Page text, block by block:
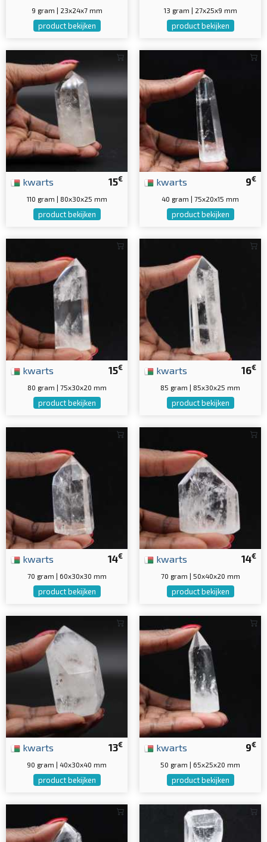
9 gram | 23x24x7 mm
product bekijken
13 gram | 27x25x9 mm
product bekijken
15€
kwarts
110 gram | 80x30x25 mm
product bekijken
9€
kwarts
40 gram | 75x20x15 mm
product bekijken
15€
kwarts
80 gram | 75x30x20 mm
product bekijken
16€
kwarts
85 gram | 85x30x25 mm
product bekijken
14€
kwarts
70 gram | 60x30x30 mm
product bekijken
14€
kwarts
70 gram | 50x40x20 mm
product bekijken
13€
kwarts
90 gram | 40x30x40 mm
product bekijken
9€
kwarts
50 gram | 65x25x20 mm
product bekijken